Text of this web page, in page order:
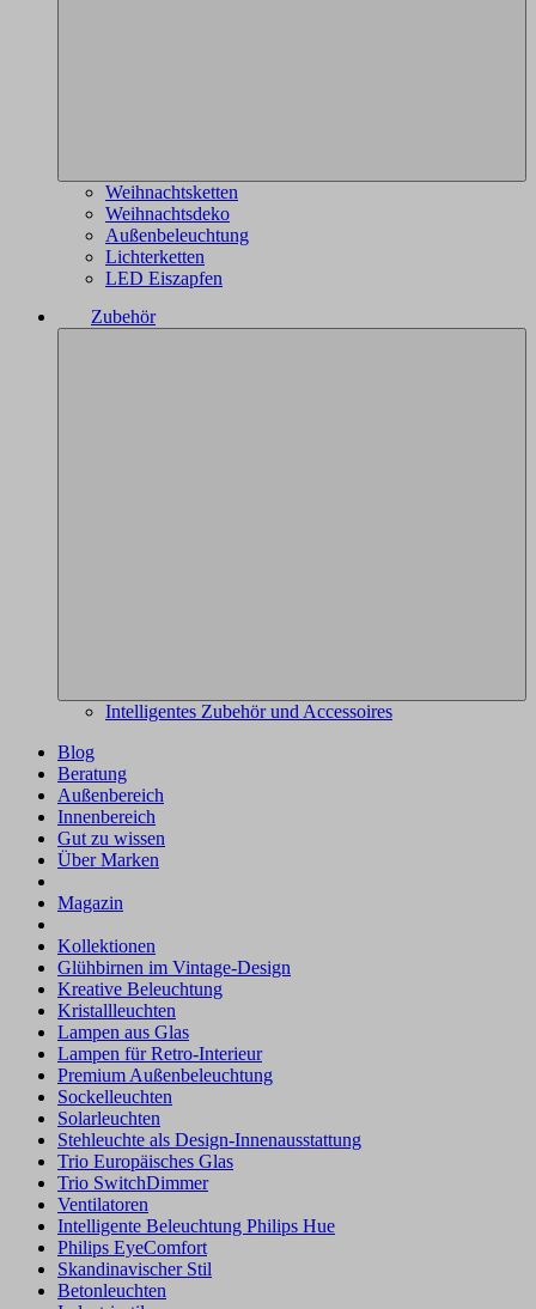
Weihnachtsketten
Weihnachtsdeko
Außenbeleuchtung
Lichterketten
LED Eiszapfen
Zubehör
Intelligentes Zubehör und Accessoires
Blog
Beratung
Außenbereich
Innenbereich
Gut zu wissen
Über Marken
Magazin
Kollektionen
Glühbirnen im Vintage-Design
Kreative Beleuchtung
Kristallleuchten
Lampen aus Glas
Lampen für Retro-Interieur
Premium Außenbeleuchtung
Sockelleuchten
Solarleuchten
Stehleuchte als Design-Innenausstattung
Trio Europäisches Glas
Trio SwitchDimmer
Ventilatoren
Intelligente Beleuchtung Philips Hue
Philips EyeComfort
Skandinavischer Stil
Betonleuchten